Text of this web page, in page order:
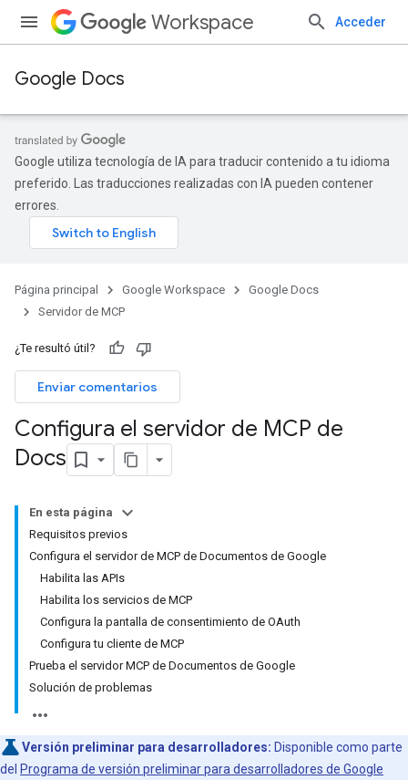
Workspace Acceder
Google Docs
Google utiliza tecnología de IA para traducir contenido a tu idioma
preferido. Las traducciones realizadas con IA pueden contener
errores.
Página principal Google Workspace
Google Docs
Servidor de MCP
¿Te resultó útil?
Enviar comentarios
Configura el servidor de MCP de
Docs
En esta página
Requisitos previos
Configura el servidor de MCP de Documentos de Google
Habilita las APIs
Habilita los servicios de MCP
Configura la pantalla de consentimiento de OAuth
Configura tu cliente de MCP
Prueba el servidor MCP de Documentos de Google
Solución de problemas
Versión preliminar para desarrolladores: Disponible como parte
del Programa de versión preliminar para desarrolladores de Google